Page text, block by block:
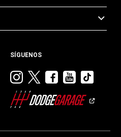
SÍGUENOS
Visitar
Dodge
en
Visitar
en
Visitar
en
Visitar
en en